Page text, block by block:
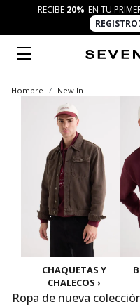
RECIBE 20% EN TU
Hombre New In
CHAQUETAS Y
CHALECOS ›
Ropa de nueva